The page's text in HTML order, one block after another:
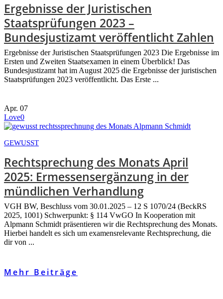
Ergebnisse der Juristischen
Staatsprüfungen 2023 –
Bundesjustizamt veröffentlicht Zahlen
Ergebnisse der Juristischen Staatsprüfungen 2023 Die Ergebnisse im
Ersten und Zweiten Staatsexamen in einem Überblick! Das
Bundesjustizamt hat im August 2025 die Ergebnisse der juristischen
Staatsprüfungen 2023 veröffentlicht. Das Erste ...
Apr. 07
Love0
GEWUSST
Rechtsprechung des Monats April
2025: Ermessensergänzung in der
mündlichen Verhandlung
VGH BW, Beschluss vom 30.01.2025 – 12 S 1070/24 (BeckRS
2025, 1001) Schwerpunkt: § 114 VwGO In Kooperation mit
Alpmann Schmidt präsentieren wir die Rechtsprechung des Monats.
Hierbei handelt es sich um examensrelevante Rechtsprechung, die
dir von ...
Mehr Beiträge